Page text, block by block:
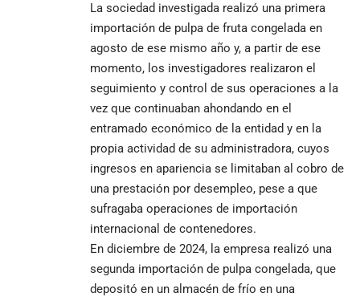
La sociedad investigada realizó una primera
importación de pulpa de fruta congelada en
agosto de ese mismo año y, a partir de ese
momento, los investigadores realizaron el
seguimiento y control de sus operaciones a la
vez que continuaban ahondando en el
entramado económico de la entidad y en la
propia actividad de su administradora, cuyos
ingresos en apariencia se limitaban al cobro de
una prestación por desempleo, pese a que
sufragaba operaciones de importación
internacional de contenedores.
En diciembre de 2024, la empresa realizó una
segunda importación de pulpa congelada, que
depositó en un almacén de frío en una